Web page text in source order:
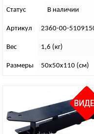
Статус В наличии
Артикул 2360-00-
Вес 1,6 (кг)
Размеры 50х50х110 (см)